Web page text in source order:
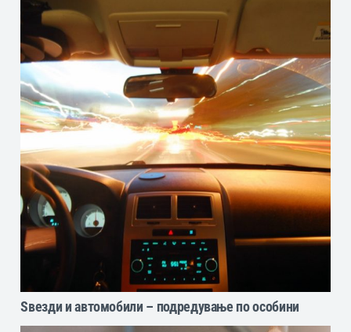
Ѕвезди и автомобили – подредување по особини